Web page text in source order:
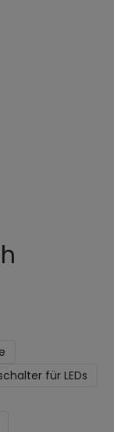
für LEDs